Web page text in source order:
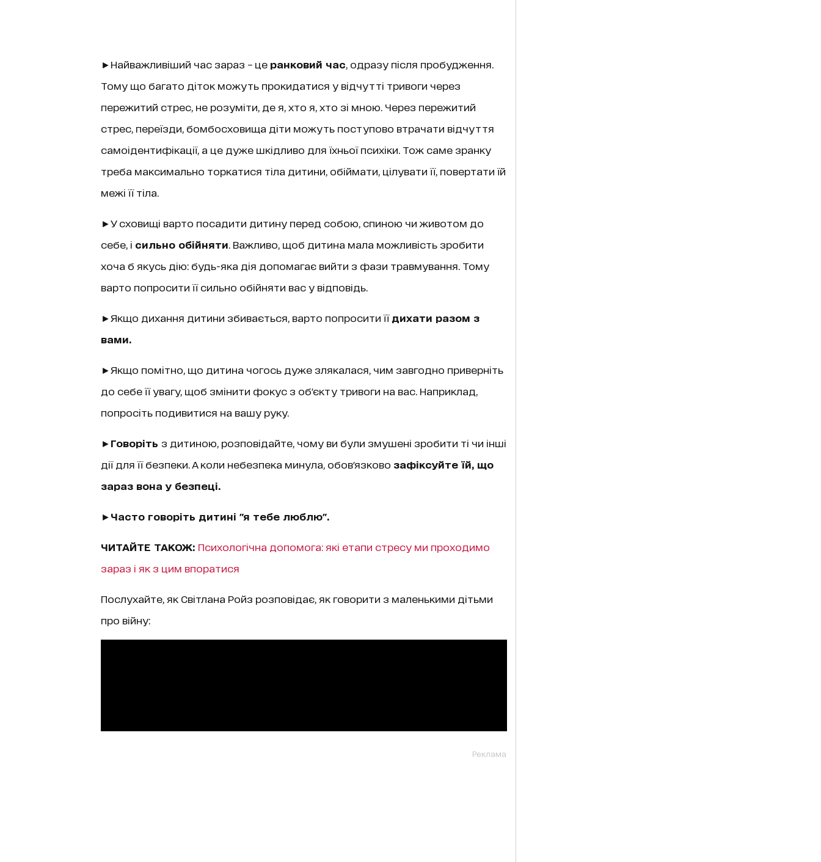
►Найважливіший час зараз – це ранковий час , одразу після пробудження.
Тому що багато діток можуть прокидатися у відчутті тривоги через
пережитий стрес, не розуміти, де я, хто я, хто зі мною. Через пережитий
стрес, переїзди, бомбосховища діти можуть поступово втрачати відчуття
самоідентифікації, а це дуже шкідливо для їхньої психіки. Тож саме зранку
треба максимально торкатися тіла дитини, обіймати, цілувати її, повертати їй
межі її тіла.
►У сховищі варто посадити дитину перед собою, спиною чи животом до
себе, і сильно обійняти . Важливо, щоб дитина мала можливість зробити
хоча б якусь дію: будь-яка дія допомагає вийти з фази травмування. Тому
варто попросити її сильно обійняти вас у відповідь.
►Якщо дихання дитини збивається, варто попросити її дихати разом з
вами.
►Якщо помітно, що дитина чогось дуже злякалася, чим завгодно приверніть
до себе її увагу, щоб змінити фокус з об'єкту тривоги на вас. Наприклад,
попросіть подивитися на вашу руку.
► Говоріть з дитиною, розповідайте, чому ви були змушені зробити ті чи інші
дії для її безпеки. А коли небезпека минула, обов'язково зафіксуйте їй, що
зараз вона у безпеці.
► Часто говоріть дитині "я тебе люблю".
ЧИТАЙТЕ ТАКОЖ: Психологічна допомога: які етапи стресу ми проходимо
зараз і як з цим впоратися
Послухайте, як Світлана Ройз розповідає, як говорити з маленькими дітьми
про війну:
Реклама